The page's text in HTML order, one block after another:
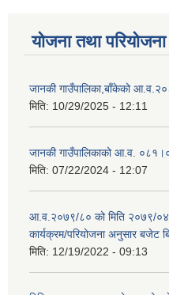
योजना तथा परियोजना
जानकी गाउँपालिका,बाँकेको
मिति: 10/29/2025 - 12:11
जानकी गाउँपालिकाको आ.व.
मिति: 07/22/2024 - 12:07
आ.व.२०७९/८० को मिति २०७९/
कार्यक्रम/परियोजना अनुसार बजेट
मिति: 12/19/2022 - 09:13